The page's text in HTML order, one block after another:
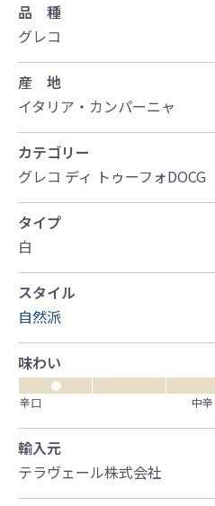
品 種
グレコ
産 地
イタリア・カンパーニャ
カテゴリー
グレコ ディ トゥーフォDOCG
タイプ
白
スタイル
自然派
味わい
●
辛口
中辛
輸入元
テラヴェール株式会社